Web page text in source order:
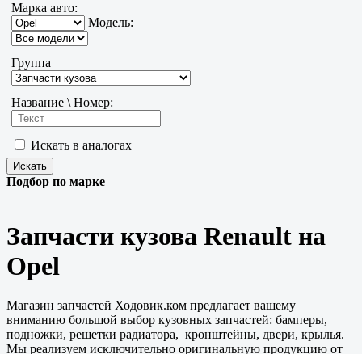
Марка авто:
Модель:
Группа
Название \ Номер:
Искать в аналогах
Подбор по марке
Запчасти кузова Renault на
Opel
Магазин запчастей Ходовик.ком предлагает вашему
вниманию большой выбор кузовных запчастей: бамперы,
подножки, решетки радиатора, кронштейны, двери, крылья.
Мы реализуем исключительно оригинальную продукцию от